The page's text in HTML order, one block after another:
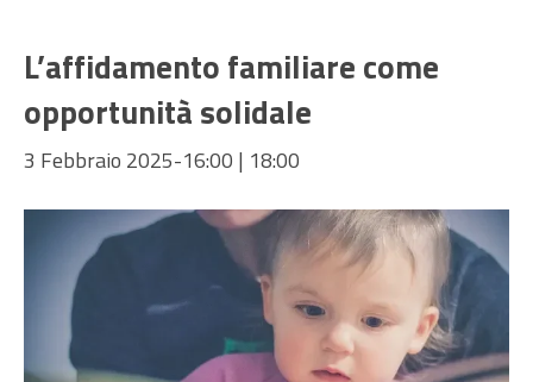
L’affidamento familiare come
opportunità solidale
3 Febbraio 2025-16:00 | 18:00